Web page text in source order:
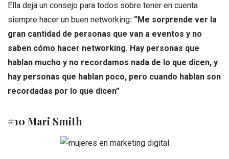
Ella deja un consejo para todos sobre tener en cuenta
siempre hacer un buen networking: “Me sorprende ver la
gran cantidad de personas que van a eventos y no
saben cómo hacer networking. Hay personas que
hablan mucho y no recordamos nada de lo que dicen, y
hay personas que hablan poco, pero cuando hablan son
recordadas por lo que dicen”
#10 Mari Smith